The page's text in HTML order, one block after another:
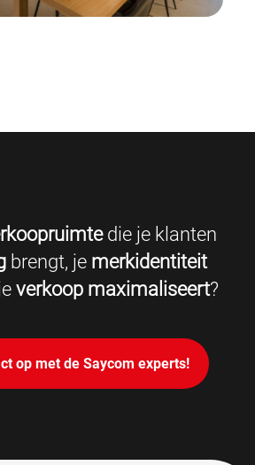
die je klanten
brengt, je merkidentiteit
verkoop maximaliseert?
op met de Saycom experts!